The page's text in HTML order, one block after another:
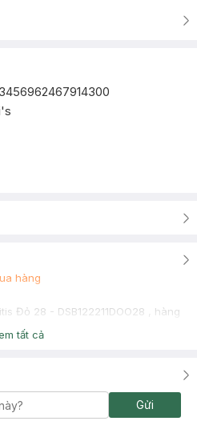
hàng
Đỏ 28 - DSB122211DOO28 , hàng
tất cả
Gửi